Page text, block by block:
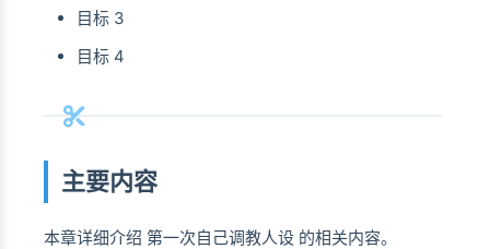
目标 3
目标 4
主要内容
本章详细介绍 第一次自己调教人设 的相关内容。